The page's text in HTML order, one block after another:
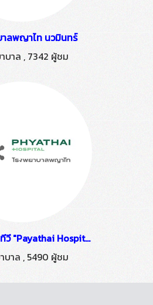
าลพญาไท นวมินทร์
บาล , 7342 ผู้ชม
ระบบดิจิตอลทีวี "Payathai Hospital 1" ติดตั้งโดย HSTN
บาล , 5490 ผู้ชม